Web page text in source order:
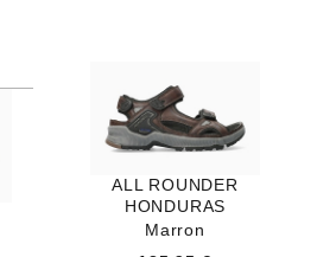
ALL ROUNDER
HONDURAS
Marron